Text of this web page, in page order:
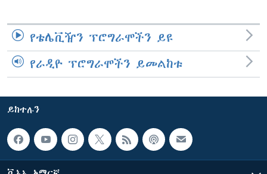
የቴሌቪዥን ፕሮግራሞችን ይዩ
የራዲዮ ፕሮግራሞችን ይመልከቱ
ይከተሉን